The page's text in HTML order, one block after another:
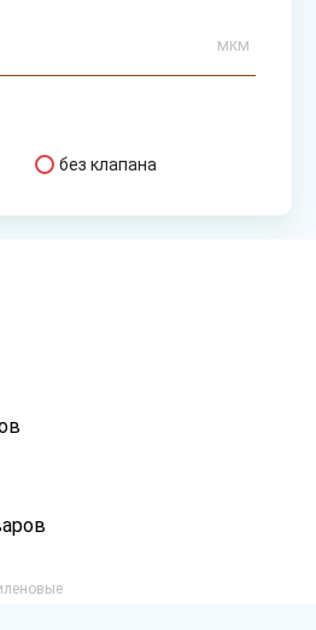
мкм
без клапана